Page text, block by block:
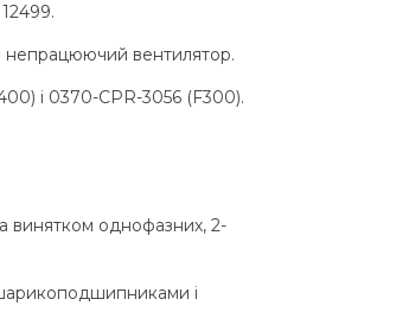
непрацюючий вентилятор.
і 0370-CPR-3056 (F300).
винятком однофазних, 2-
і